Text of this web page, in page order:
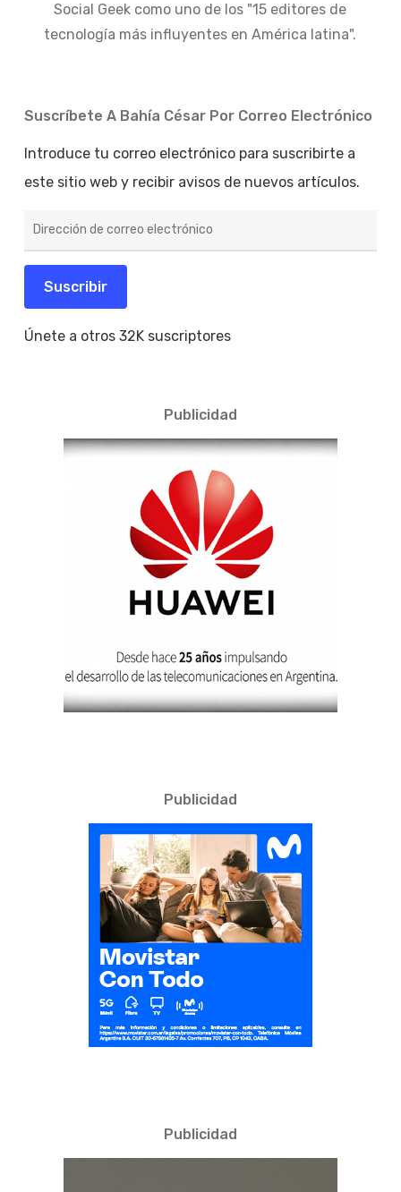
Social Geek como uno de los "15 editores de
tecnología más influyentes en América latina".
Suscríbete A Bahía César Por Correo Electrónico
Introduce tu correo electrónico para suscribirte a
este sitio web y recibir avisos de nuevos artículos.
de
electrónico
Suscribir
Únete a otros 32K suscriptores
Publicidad
Publicidad
Publicidad